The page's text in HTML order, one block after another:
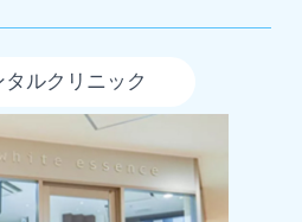
タルクリニック